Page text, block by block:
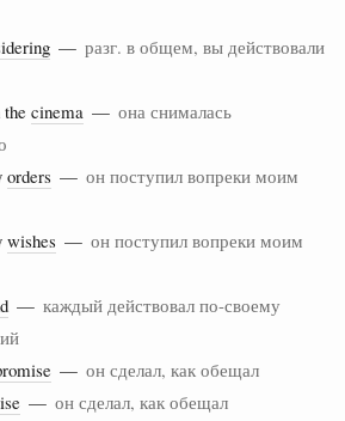
— разг. в общем, вы действовали
cinema — она снималась
orders — он поступил вопреки моим
wishes — он поступил вопреки моим
— каждый действовал по-своему
— он сделал, как обещал
— он сделал, как обещал